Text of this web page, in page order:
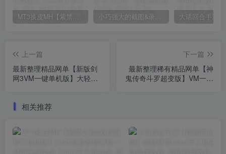
MT3换皮MH【紫禁之巅2双经脉尊享挂机版】2025最新整理单机一键即玩镜像端_Linux手工服务端_源码_管理后台_教程 小巧强大的截图&录屏软件 | FastStone Capture v11.2 中文破解绿色便携版
上一篇
最新整理精品网单【新版剑
网3VM一键单机版】大轻功
GM脚本命令
下一篇
最新整理稀有精品网单【神
鬼传奇斗罗超变版】VM一键
相关推荐